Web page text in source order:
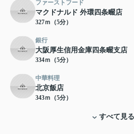
ファーストフード
マクドナルド 外環四条畷店
327ｍ（5分）
銀行
大阪厚生信用金庫四条畷支店
334ｍ（5分）
中華料理
北京飯店
343ｍ（5分）
すべて見る